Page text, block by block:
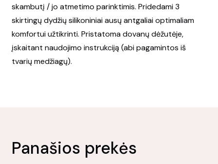
skambutį / jo atmetimo parinktimis. Pridedami 3
skirtingų dydžių silikoniniai ausų antgaliai optimaliam
komfortui užtikrinti. Pristatoma dovanų dėžutėje,
įskaitant naudojimo instrukciją (abi pagamintos iš
tvarių medžiagų).
Panašios prekės